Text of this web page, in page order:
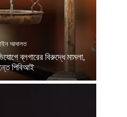
আদালত
ব্লগারের বিরুদ্ধে মামলা,
পিবিআই